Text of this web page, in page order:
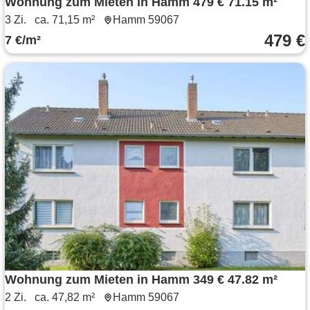
3 Zi. ca. 71,15 m² Hamm 59067
7 €/m² 479 €
Wohnung zum Mieten in Hamm 349 € 47.82 m²
2 Zi. ca. 47,82 m² Hamm 59067